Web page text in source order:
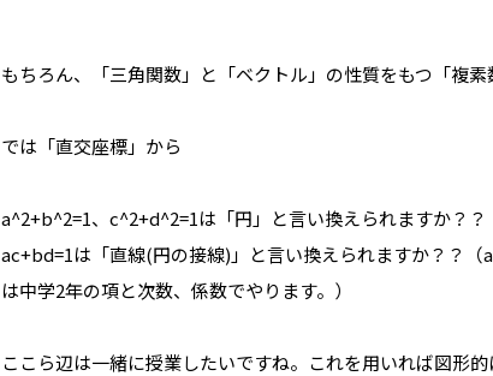
もちろん、「三角関数」と「ベクトル」の性質をもつ「複素
では「直交座標」から
a^2+b^2=1、c^2+d^2=1は「円」と言い換えられますか？
ac+bd=1は「直線(円の接線)」と言い換えられますか？？
は中学2年の項と次数、係数でやります。）
ここら辺は一緒に授業したいですね。これを用いれば図形的